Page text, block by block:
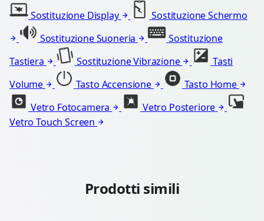
Sostituzione Display
Sostituzione Schermo
Sostituzione Suoneria
Sostituzione
Tastiera
Sostituzione Vibrazione
Tasti
Volume
Tasto Accensione
Tasto Home
Vetro Fotocamera
Vetro Posteriore
Vetro Touch Screen
Prodotti simili